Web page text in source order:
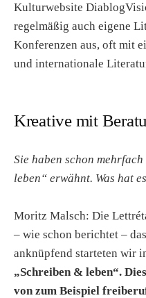
Kulturwebsite
regelmäßig auch eigene
Konferenzen aus, oft mit
und internationale
Kreative mit
Sie haben schon
leben“ erwähnt. Was hat
Moritz Malsch: Die
– wie schon berichtet –
anknüpfend starteten wir
„Schreiben & leben“.
von zum Beispiel